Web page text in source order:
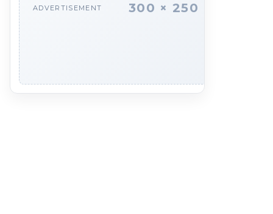
ADVERTISEMENT 300 × 250